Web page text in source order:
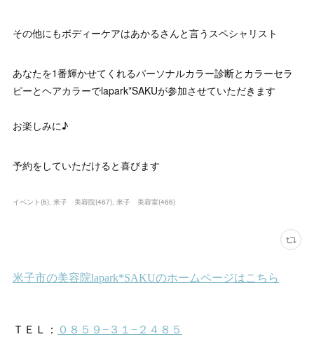
その他にもボディーケアはあかるさんと言うスペシャリスト
あなたを1番輝かせてくれるパーソナルカラー診断とカラーセラ
ピーとヘアカラーでlapark*SAKUが参加させていただきます
お楽しみに♪
予約をしていただけると喜びます
イベント(6) 米子 美容院(467) 米子 美容室(466)